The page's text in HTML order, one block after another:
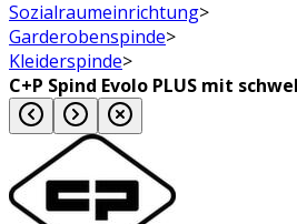
Sozialraumeinrichtung>
Garderobenspinde>
Kleiderspinde>
C+P Spind Evolo PLUS mit